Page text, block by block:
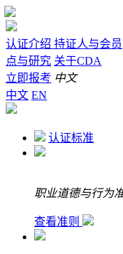
认证介绍 持证人与会员
点与研究 关于CDA
立即报考 中文
中文 EN
认证标准
职业道德与行为
查看准则